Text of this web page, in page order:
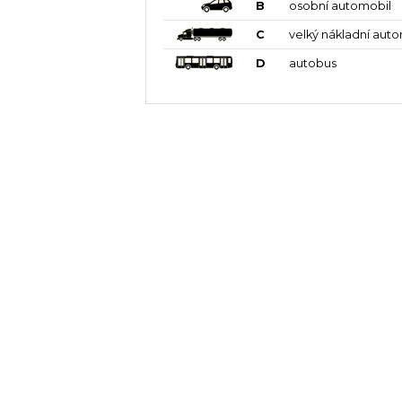
B osobní automobil
C velký nákladní
D autobus